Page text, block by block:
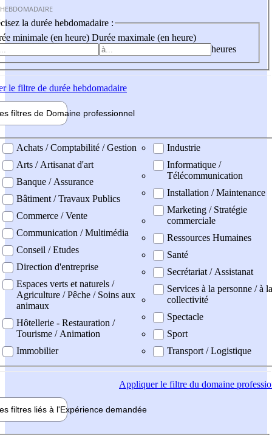
la durée hebdomadaire :
minimale (en heure) Durée maximale (en heure)
heures
le filtre de durée hebdomadaire
filtres de Domaine professionnel
professionel
Achats / Comptabilité / Gestion
Arts / Artisanat d'art
Banque / Assurance
Bâtiment / Travaux Publics
Commerce / Vente
Communication / Multimédia
Conseil / Etudes
Direction d'entreprise
Espaces verts et naturels /
Agriculture / Pêche / Soins aux
animaux
Hôtellerie - Restauration /
Tourisme / Animation
Immobilier
Industrie
Informatique /
Télécommunication
Installation / Maintenance
Marketing / Stratégie
commerciale
Ressources Humaines
Santé
Secrétariat / Assistanat
Services à la personne / à la
collectivité
Spectacle
Sport
Transport / Logistique
Appliquerle filtre du domaine
filtres liés à l'Expérience demandée